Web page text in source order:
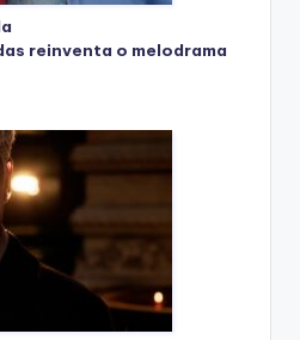
reinventa o melodrama